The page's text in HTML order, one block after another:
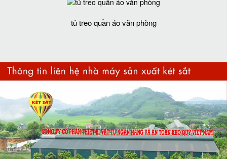
tủ treo quần áo văn phòng